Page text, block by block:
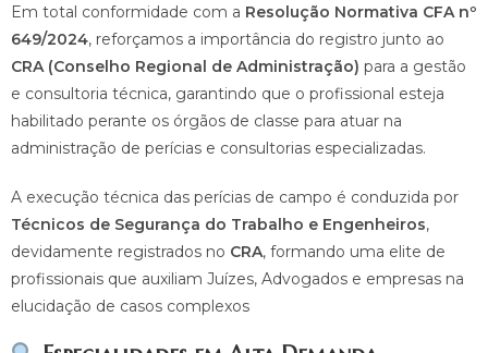
Em total conformidade com a Resolução Normativa CFA nº
649/2024, reforçamos a importância do registro junto ao
CRA (Conselho Regional de Administração) para a gestão
e consultoria técnica, garantindo que o profissional esteja
habilitado perante os órgãos de classe para atuar na
administração de perícias e consultorias especializadas.
A execução técnica das perícias de campo é conduzida por
Técnicos de Segurança do Trabalho e Engenheiros,
devidamente registrados no CRA, formando uma elite de
profissionais que auxiliam Juízes, Advogados e empresas na
elucidação de casos complexos